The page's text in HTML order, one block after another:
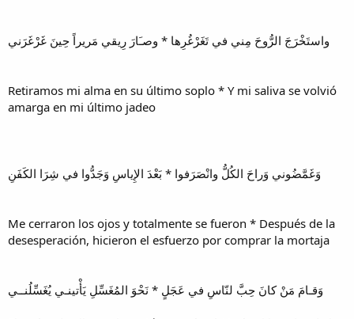
واستَخْرَجَ الرُّوحَ مِني في تَغَرْغُرِها * وصـَارَ رِيقي مَريراً حِينَ غَرْغَرَني
Retiramos mi alma en su último soplo * Y mi saliva se volvió
amarga en mi último jadeo
وَغَمَّضُوني وَراحَ الكُلُّ وانْصَرَفوا * بَعْدَ الإِياسِ وَجَدُّوا في شِرَا الكَفَنِ
Me cerraron los ojos y totalmente se fueron * Después de la
desesperación, hicieron el esfuerzo por comprar la mortaja
وَقـامَ مَنْ كانَ حِبَّ لنّاسِ في عَجَلٍ * نَحْوَ المُغَسِّلِ يَأْتينـي يُغَسِّلُنــي